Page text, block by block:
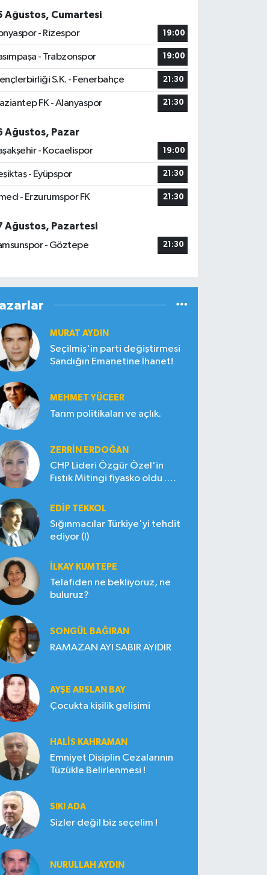
Ağustos, Cumartesi
- Rizespor
19:00
- Trabzonspor 19:00
S.K. - Fenerbahçe 21:30
FK - Alanyaspor 21:30
Ağustos, Pazar
- Kocaelispor
19:00
- Eyüpspor 21:30
- Erzurumspor FK 21:30
Ağustos, Pazartesi
- Göztepe
21:30
MURAT AYDIN
Seçilmiş'in parti değiştirmesi
Sandığın Emanetine İhanet!
MEHMET YÜCEER
Tarım politikaları ve açlık.
ZERRIN ERDOĞAN
CHP Lideri Özgür Özel'in
Fıstık Mitingi fiyasko oldu .
EDIP TEKKOL
Sığınmacılar Türkiye'yi tehdit
ediyor (!)
İLKAY KUMTEPE
Telafiden ne bekliyoruz, ne
buluruz?
SONGÜL BAĞIRAN
RAMAZAN AYI SABIR AYIDIR
AYŞE ARSLAN BAY
Çocukta kişilik gelişimi
HALIS KAHRAMAN
Emniyet Disiplin Cezalarının
Tüzükle Belirlenmesi !
SIKI ADA
Sizler değil biz seçelim !
NURULLAH AYDIN